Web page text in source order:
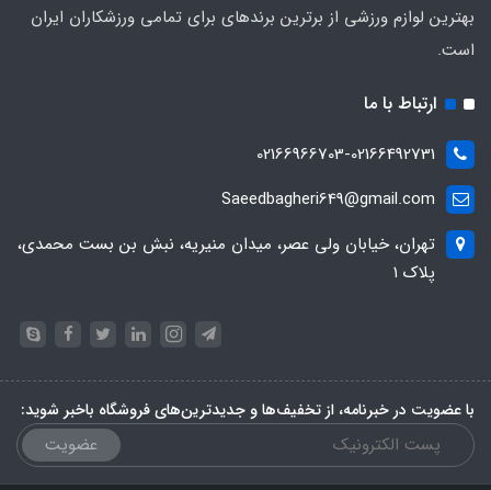
بهترین لوازم ورزشی از برترین برندهای برای تمامی ورزشکاران ایران
است.
ارتباط با ما
02166966703-02166492731
Saeedbagheri649@gmail.com
تهران، خیابان ولی عصر، میدان منیریه، نبش بن بست محمدی،
پلاک ۱
با عضویت در خبرنامه، از تخفیف‌ها و جدیدترین‌های فروشگاه باخبر شوید:
عضویت